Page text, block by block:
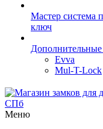
Мастер система
ключ
Evva
Mul-T-Lock
Меню